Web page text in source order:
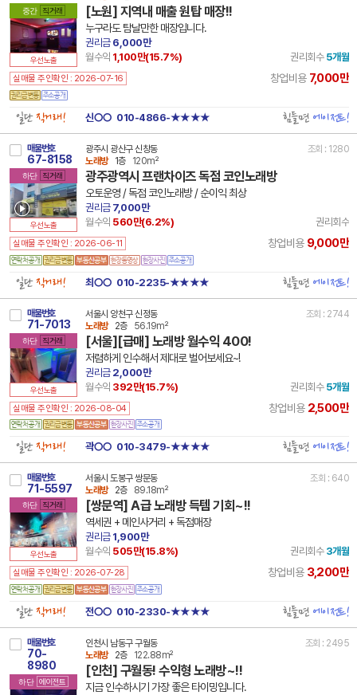
중간 직거래
우선노출
[노원] 지역내 매출 원탑 매장!!
누구라도 탐날만한 매장입니다.
권리금6,000만
월수익 1,100만(15.7%) 권리회수 5개월
실매물 주인확인 : 2026-07-16 창업비용 7,000만
일단직거래! 신○○ 010-4866-★★★★ 힘들면에이전트!
매물번호
67-8158
하단 직거래
우선노출
광주시 광산구 신창동
조회 : 1280
노래방
1층 120m²
광주광역시 프랜차이즈 독점 코인노래방
오토운영 / 독점 코인노래방 / 순이익 최상
권리금7,000만
월수익 560만(6.2%) 권리회수
실매물 주인확인 : 2026-06-11 창업비용 9,000만
일단직거래! 최○○ 010-2235-★★★★ 힘들면에이전트!
매물번호
71-7013
하단 직거래
우선노출
서울시 양천구 신정동
조회 : 2744
노래방
2층 56.19m²
[서울][급매] 노래방 월수익 400!
저렴하게 인수해서 제대로 벌어보세요~!
권리금2,000만
월수익 392만(15.7%) 권리회수 5개월
실매물 주인확인 : 2026-08-04 창업비용 2,500만
일단직거래! 곽○○ 010-3479-★★★★ 힘들면에이전트!
매물번호
71-5597
하단 직거래
우선노출
서울시 도봉구 쌍문동
조회 : 640
노래방
2층 89.18m²
[쌍문역] A급 노래방 득템 기회~!!
역세권 + 메인사거리 + 독점매장
권리금1,900만
월수익 505만(15.8%) 권리회수 3개월
실매물 주인확인 : 2026-07-28 창업비용 3,200만
일단직거래! 전○○ 010-2330-★★★★ 힘들면에이전트!
매물번호
70-
8980
하단 에이전트
인천시 남동구 구월동
조회 : 2495
노래방
2층 122.88m²
[인천] 구월동! 수익형 노래방~!!
지금 인수하시기 가장 좋은 타이밍입니다.